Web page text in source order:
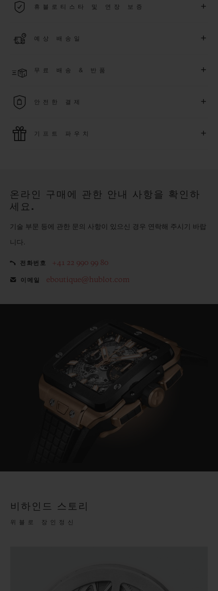
용됩니다.휴블로티스타 및 연장 보증 +
에 대해5 년 추가 워런티 혜택
또한 다양
더 알아보기
예상 배송일 +
다. *재고 상황에 따라 달라질 수 있습니다*.
무료 배송 & 반품 +
을 누려보세요
안전한 결제 +
모든 제품은 빠르고 안전하게 결제가 가능하며, 개인정보를 안
기프트 파우치 +
온라인 구매에 관한 안내 사항을 확인하
세요.
기술 부문 등에 관한 문의 사항이 있으신 경우 연락해 주시기 바랍
니다.
전화번호 +41 22 990 99 80
이메일 eboutique@hublot.com
비하인드 스토리
위블로 장인정신